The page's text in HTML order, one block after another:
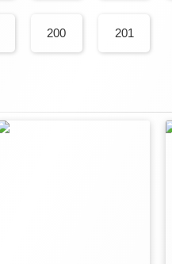
200 201